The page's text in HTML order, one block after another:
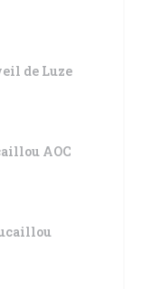
de Luze
AOC